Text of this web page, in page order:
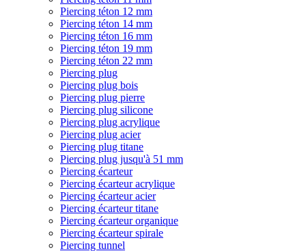
Piercing téton 12 mm
Piercing téton 14 mm
Piercing téton 16 mm
Piercing téton 19 mm
Piercing téton 22 mm
Piercing plug
Piercing plug bois
Piercing plug pierre
Piercing plug silicone
Piercing plug acrylique
Piercing plug acier
Piercing plug titane
Piercing plug jusqu'à 51 mm
Piercing écarteur
Piercing écarteur acrylique
Piercing écarteur acier
Piercing écarteur titane
Piercing écarteur organique
Piercing écarteur spirale
Piercing tunnel